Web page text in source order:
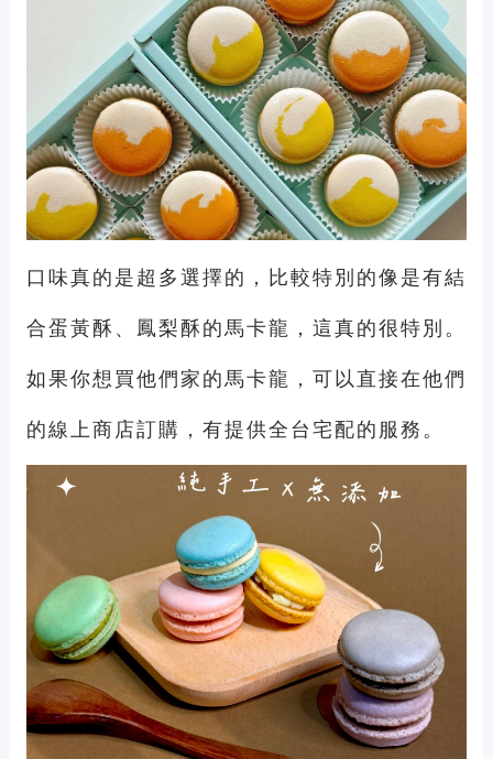
口味真的是超多選擇的，比較特別的像是有結
合蛋黃酥、鳳梨酥的馬卡龍，這真的很特別。
如果你想買他們家的馬卡龍，可以直接在他們
的線上商店訂購，有提供全台宅配的服務。